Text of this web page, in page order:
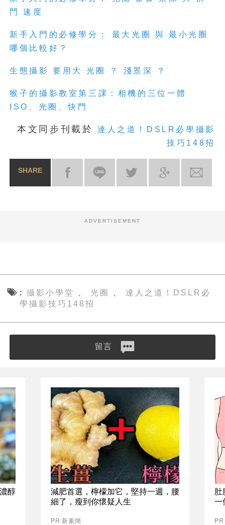
門 速度
新手入門的必修學分： 最大光圈 與 最小光圈
哪個比較好？
生態攝影 要用大 光圈 ？ 淺景深 ？
猴子的攝影教室第三課：相機的三位一體
ISO、光圈、快門
本文同步刊載於 達人之道！DSLR必學攝影
技巧148招
SHARE
ADVERTISEMENT
攝影小學堂 光圈
達人之道！DSLR必
學攝影技巧148招
留言
醇
減肥首選，檸檬加它，堅持一週，腰
細了，瘦到你懷疑人生
PR 新素簡
肚
一